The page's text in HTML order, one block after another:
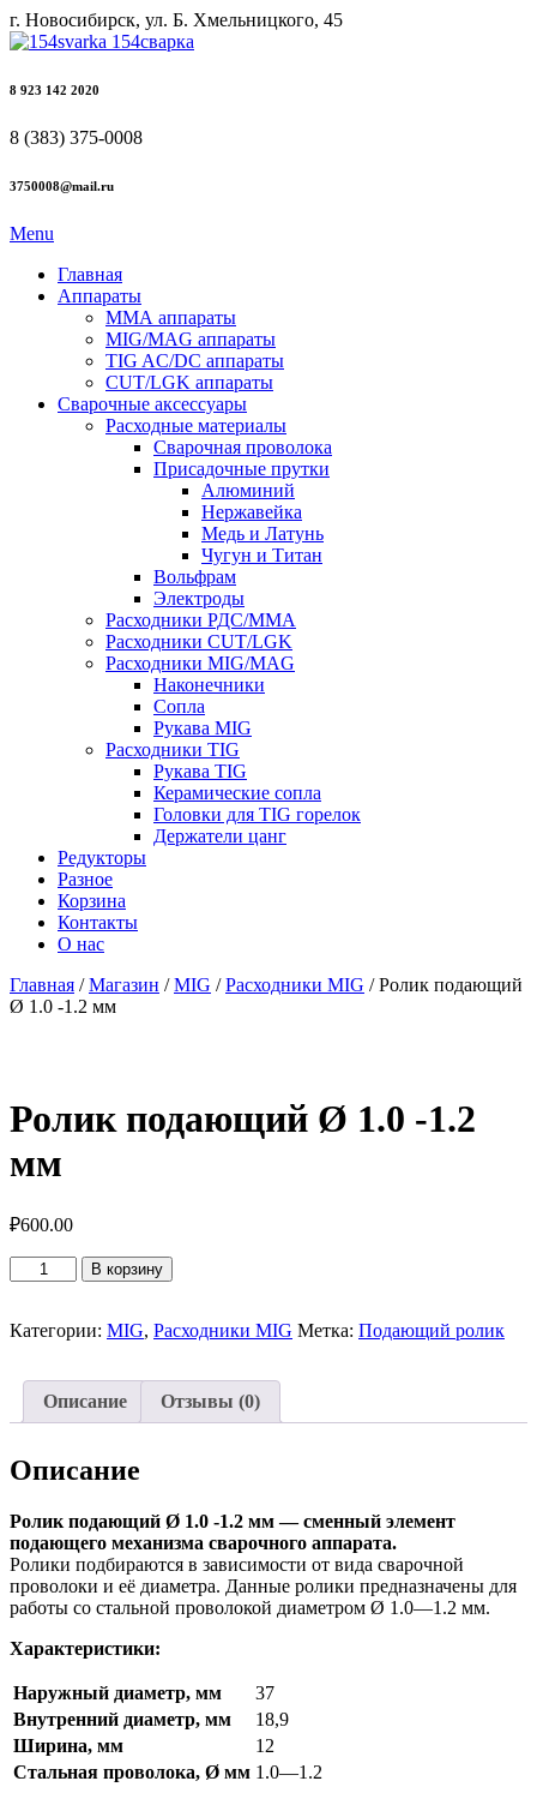
г. Новосибирск, ул. Б. Хмельницкого, 45
8 923 142 2020
8 (383) 375-0008
3750008@mail.ru
Menu
Главная
Аппараты
ММА аппараты
MIG/MAG аппараты
TIG AC/DC аппараты
CUT/LGK аппараты
Сварочные аксессуары
Расходные материалы
Сварочная проволока
Присадочные прутки
Алюминий
Нержавейка
Медь и Латунь
Чугун и Титан
Вольфрам
Электроды
Расходники РДС/MMA
Расходники CUT/LGK
Расходники MIG/MAG
Наконечники
Сопла
Рукава MIG
Расходники TIG
Рукава TIG
Керамические сопла
Головки для TIG горелок
Держатели цанг
Редукторы
Разное
Корзина
Контакты
О нас
Главная /Магазин /MIG /Расходники MIG / Ролик подающий
Ø 1.0 -1.2 мм
Ролик подающий Ø 1.0 -1.2
мм
₽600.00
Количество
товара
подающий
мм
В корзину
Категории: MIG, Расходники MIG Метка: Подающий ролик
Описание Отзывы (0)
Описание
Ролик подающий Ø 1.0 -1.2 мм — сменный элемент
подающего механизма сварочного аппарата.
Ролики подбираются в зависимости от вида сварочной
проволоки и её диаметра. Данные ролики предназначены для
работы со стальной проволокой диаметром Ø 1.0—1.2 мм.
Характеристики:
Наружный диаметр, мм
37
Внутренний диаметр, мм
18,9
Ширина, мм
12
Стальная проволока, Ø мм 1.0—1.2